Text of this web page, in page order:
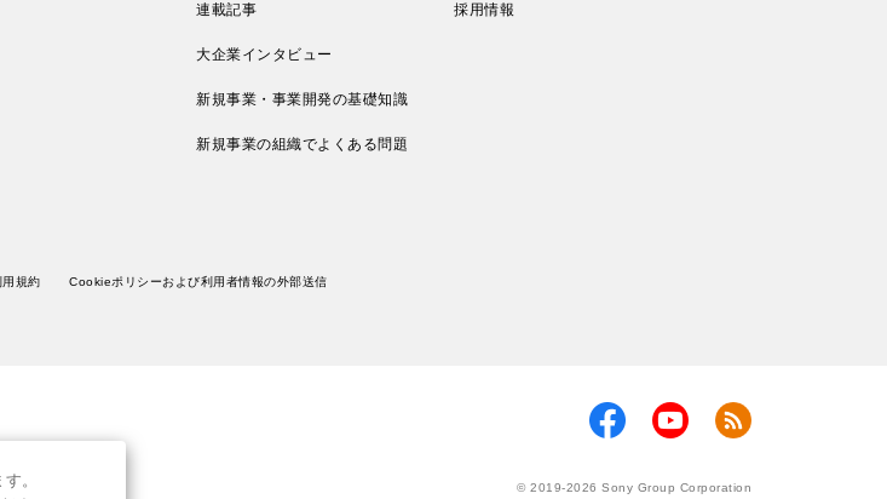
連載記事
大企業インタビュー
新規事業・事業開発の基礎知識
新規事業の組織でよくある問題
採用情報
規約 Cookieポリシーおよび利用者情報の外部送信
© 2019-2026 Sony Group Corporation
。